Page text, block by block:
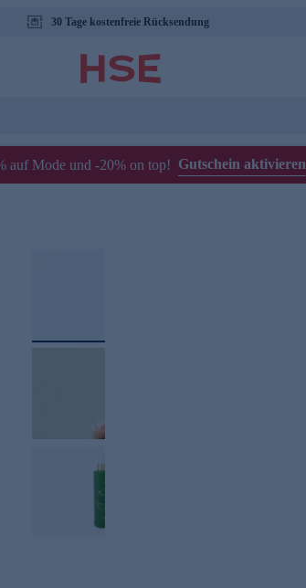
30 Tage kostenfreie Rücksendung
auf Mode und -20% on top! Gutschein aktivieren